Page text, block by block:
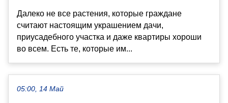
Далеко не все растения, которые граждане
считают настоящим украшением дачи,
приусадебного участка и даже квартиры хороши
во всем. Есть те, которые им...
05:00, 14 Май